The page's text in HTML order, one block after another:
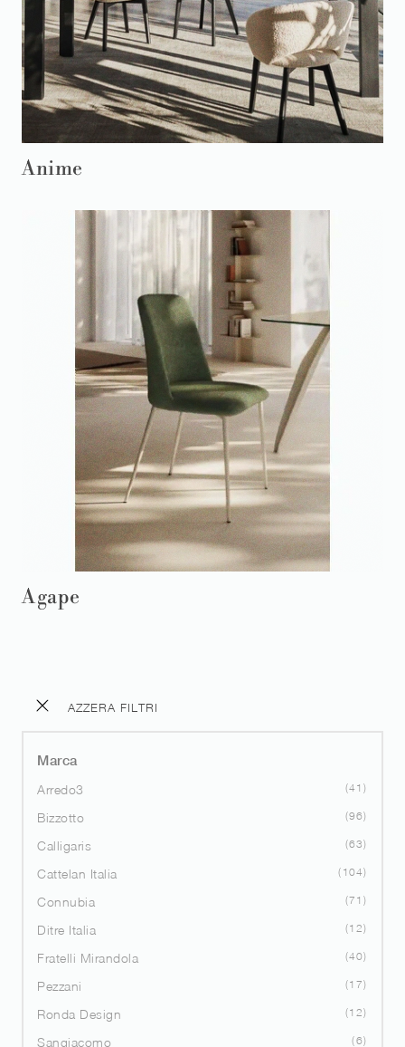
AZZERA FILTRI
Marca
Arredo3
41
Bizzotto 96
Calligaris 63
Cattelan Italia 104
Connubia 71
Ditre Italia 12
Fratelli Mirandola 40
Pezzani 17
Ronda Design 12
Sangiacomo 6
Anime
Agape